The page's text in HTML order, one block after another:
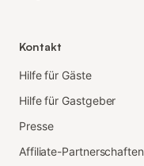
Kontakt
Hilfe für Gäste
Hilfe für Gastgeber
Presse
Affiliate-Partnerschaften